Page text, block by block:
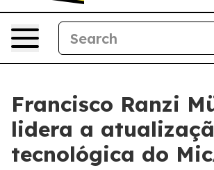
Francisco Ranzi
lidera a
tecnológica do